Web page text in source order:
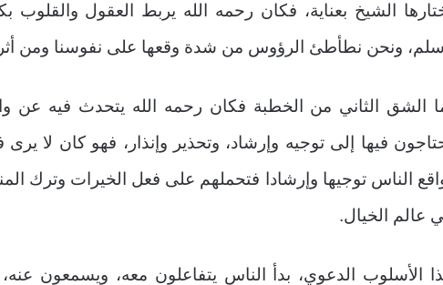
الشيخ بعناية، فكان رحمه الله يربط العقول والقلوب
ونحن نطأطئ الرؤوس من شدة وقعها على نفوسنا ومن أثر
الشق الثاني من الخطبة فكان رحمه الله يتحدث فيه عن
فيها إلى توجيه وإرشاد، وتحذير وإنذار، فهو كان لا
الناس توجيها وإرشادا فتحملهم على فعل الخيرات وترك
عالم الخيال.
الأسلوب الدعوي، بدأ الناس يتفاعلون معه، ويسمعون